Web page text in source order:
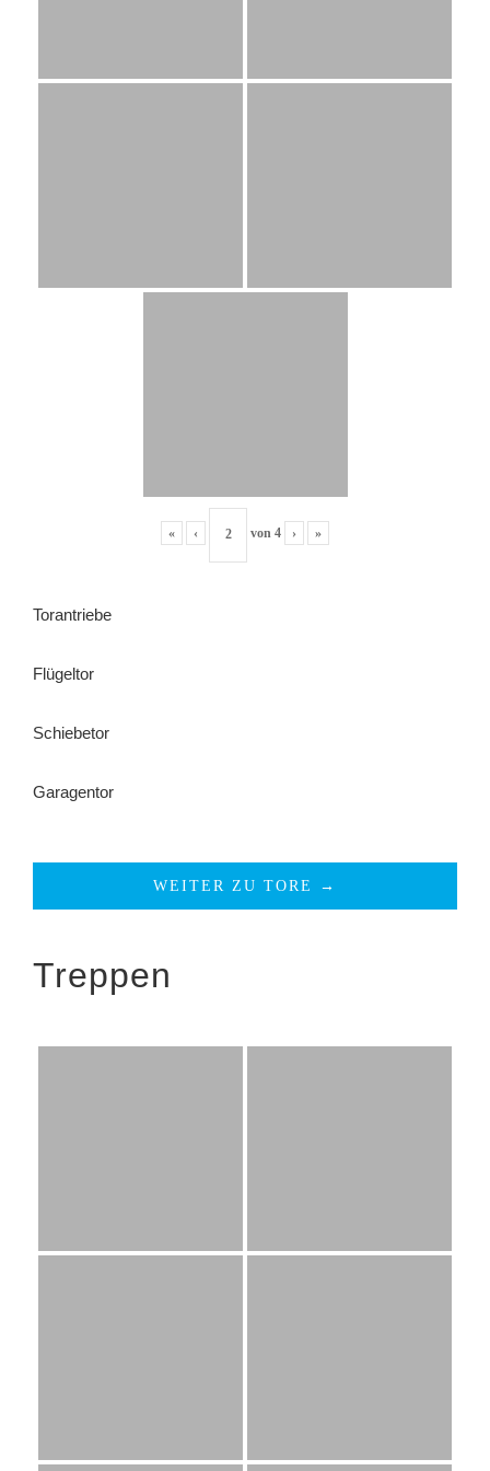
« ‹ von 4 › »
Torantriebe
Flügeltor
Schiebetor
Garagentor
WEITER ZU TORE →
Treppen